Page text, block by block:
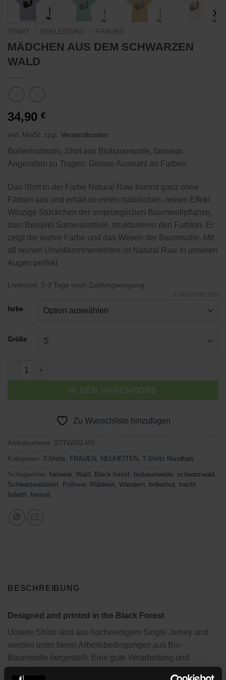
START BEKLEIDUNG FRAUEN
MÄDCHEN AUS DEM SCHWARZEN
WALD
34,90 €
inkl. MwSt. zzgl. Versandkosten
Bollenhutmotiv, Shirt aus Biobaumwolle, fairwear.
Angenehm zu Tragen. Grosse Auswahl an Farben.
Das Shirt in der Farbe Natural Raw kommt ganz ohne
Färben aus und erhält so einen natürlichen, reinen Effekt.
Winzige Stückchen der ursprünglichen Baumwollpflanze,
zum Beispiel Samenpartikel, strukturieren den Farbton. Er
zeigt die wahre Farbe und das Wesen der Baumwolle. Mit
all seinen Unvollkommenheiten ist Natural Raw in unseren
Augen perfekt
Lieferzeit: 2-3 Tage nach Zahlungseingang
farbe
Größe
MÄDCHEN AUS DEM SCHWARZEN WALD Menge
IN DEN WARENKORB
Zu Wunschliste hinzufügen
Artikelnummer: STTW032-MS
Kategorien: T-Shirts, FRAUEN , NEUHEITEN , T-Shirts Rundhals
Schlagwörter: fairwear, Wald , Black forest, biobaumwolle, schwarzwald ,
Schwarzwaldshirt, Pullover, Wälderin, Wandern, bollenhut, tracht,
lisbeth, heimat
BESCHREIBUNG
Designed and printed in the Black Forest
Unsere Shirts sind aus hochwertigem Single Jersey und
werden unter fairen Arbeitsbedingungen aus Bio-
Baumwolle hergestellt. Eine gute Verarbeitung und